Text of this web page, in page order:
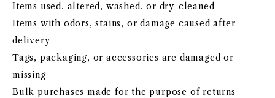
Items used, altered, washed, or dry-cleaned
Items with odors, stains, or damage caused after
delivery
Tags, packaging, or accessories are damaged or
missing
Bulk purchases made for the purpose of returns